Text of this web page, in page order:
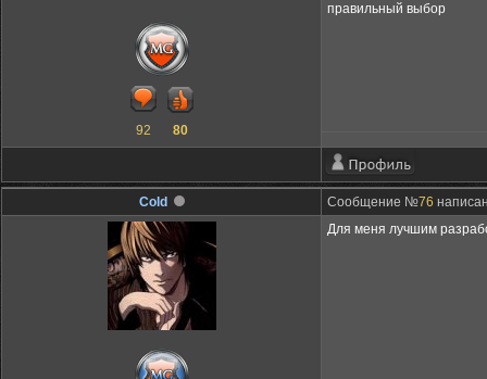
92 80
правильный выбор
Cold Сообщение №76
Для меня лучшим